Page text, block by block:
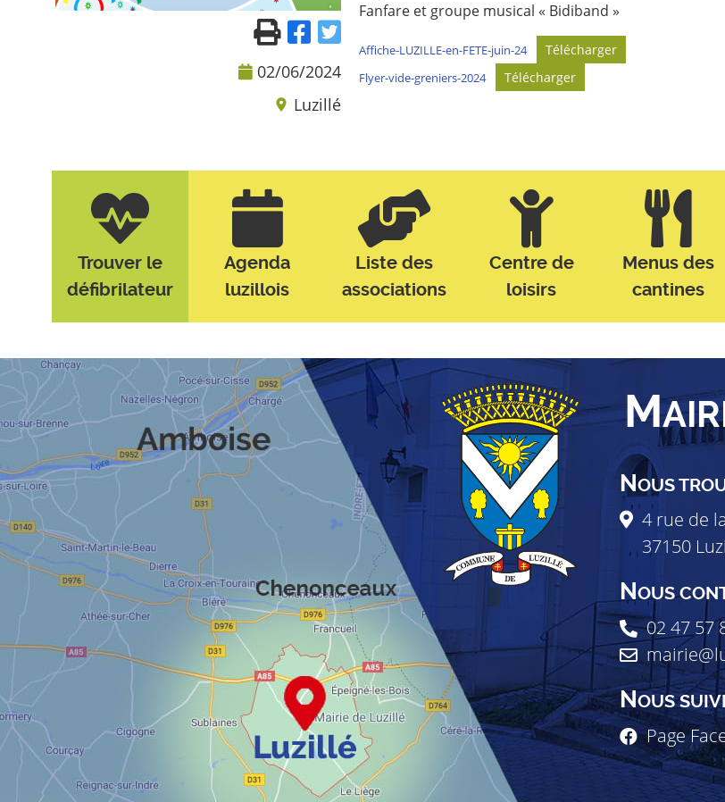
02/06/2024
Luzillé
Fanfare et groupe musical « Bidiband »
Affiche-LUZILLE-en-FETE-juin-24 Télécharger
Flyer-vide-greniers-2024 Télécharger
Trouver le
défibrilateur
Agenda
luzillois
Liste des
associations
Centre de
loisirs
Menus des
cantines
M
NOUS
4 rue de
37150
NOUS
02 47 57
NOUS
Page